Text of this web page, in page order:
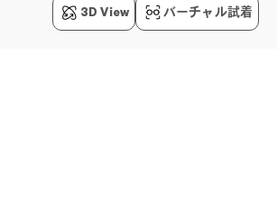
3D View バーチャル試着